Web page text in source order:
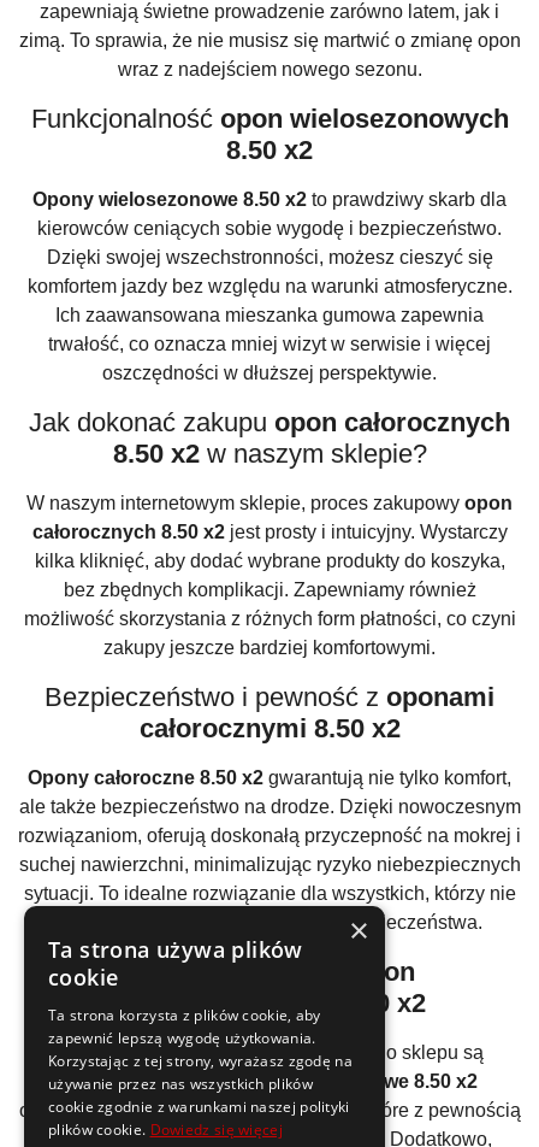
zapewniają świetne prowadzenie zarówno latem, jak i
zimą. To sprawia, że nie musisz się martwić o zmianę opon
wraz z nadejściem nowego sezonu.
Funkcjonalność opon wielosezonowych
8.50 x2
Opony wielosezonowe 8.50 x2 to prawdziwy skarb dla
kierowców ceniących sobie wygodę i bezpieczeństwo.
Dzięki swojej wszechstronności, możesz cieszyć się
komfortem jazdy bez względu na warunki atmosferyczne.
Ich zaawansowana mieszanka gumowa zapewnia
trwałość, co oznacza mniej wizyt w serwisie i więcej
oszczędności w dłuższej perspektywie.
Jak dokonać zakupu opon całorocznych
8.50 x2w naszym sklepie?
W naszym internetowym sklepie, proces zakupowy opon
całorocznych 8.50 x2jest prosty i intuicyjny. Wystarczy
kilka kliknięć, aby dodać wybrane produkty do koszyka,
bez zbędnych komplikacji. Zapewniamy również
możliwość skorzystania z różnych form płatności, co czyni
zakupy jeszcze bardziej komfortowymi.
Bezpieczeństwo i pewność z oponami
całorocznymi 8.50 x2
Opony całoroczne 8.50 x2 gwarantują nie tylko komfort,
ale także bezpieczeństwo na drodze. Dzięki nowoczesnym
rozwiązaniom, oferują doskonałą przyczepność na mokrej i
suchej nawierzchni, minimalizując ryzyko niebezpiecznych
sytuacji. To idealne rozwiązanie dla wszystkich, którzy nie
chcą iść na kompromis w kwestii bezpieczeństwa.
Najlepsze ceny dla
opon
wielosezonowych 8.50 x2
Jednym z największych atutów naszego sklepu są
atrakcyjne ceny.Opony wielosezonowe 8.50 x2
oferujemy w konkurencyjnych stawkach, które z pewnością
przypadną do gustu każdemu klientowi. Dodatkowo,
×
Ta strona używa plików
cookie
Ta strona korzysta z plików cookie, aby
zapewnić lepszą wygodę użytkowania.
Korzystając z tej strony, wyrażasz zgodę na
używanie przez nas wszystkich plików
cookie zgodnie z warunkami naszej polityki
plików cookie. Dowiedz się więcej